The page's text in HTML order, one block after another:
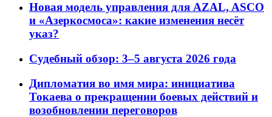
Новая модель управления для AZAL, ASCO
и «Азеркосмоса»: какие изменения несёт
указ?
Судебный обзор: 3–5 августа 2026 года
Дипломатия во имя мира: инициатива
Токаева о прекращении боевых действий и
возобновлении переговоров